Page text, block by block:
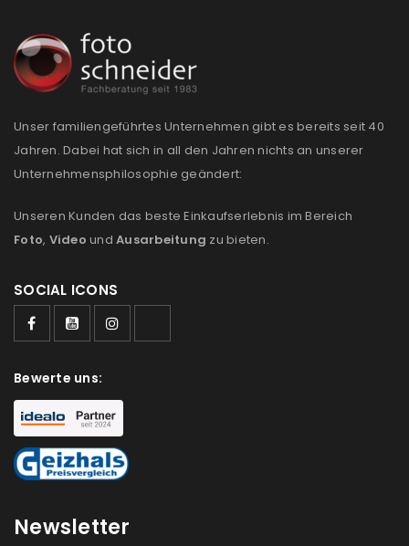
REGISTRIEREN
Unser familiengeführtes Unternehmen gibt es bereits seit 40
Jahren. Dabei hat sich in all den Jahren nichts an unserer
Unternehmensphilosophie geändert:
Unseren Kunden das beste Einkaufserlebnis im Bereich
Foto, Video und Ausarbeitung zu bieten.
SOCIAL ICONS
Bewerte uns:
Newsletter